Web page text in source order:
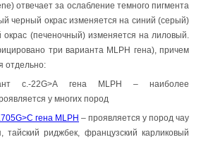
отвечает за ослабление темного пигмента
черный окрас изменяется на синий (серый)
(печеночный) изменяется на лиловый.
три варианта MLPH гена), причем
отдельно:
c.-22G>A гена MLPH – наиболее
у многих пород
гена MLPH – проявляется у пород чау
тайский риджбек, французский карликовый